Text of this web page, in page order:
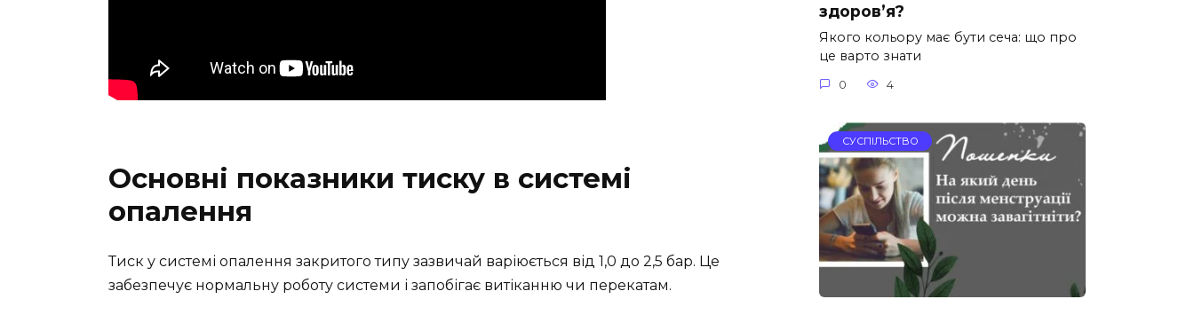
Основні показники тиску в системі
опалення
Тиск у системі опалення закритого типу зазвичай варіюється від 1,0 до 2,5 бар. Це
забезпечує нормальну роботу системи і запобігає витіканню чи перекатам.
здоров’я?
Якого кольору має бути сеча: що про
це варто знати
0 4
СУСПІЛЬСТВО